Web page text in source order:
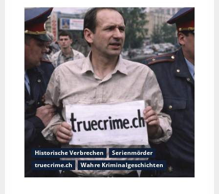
Historische Verbrechen
Serienmörder
truecrime.ch
Wahre Kriminalgeschichten